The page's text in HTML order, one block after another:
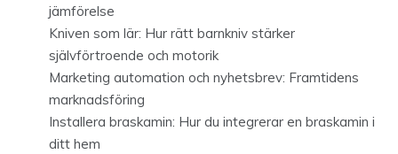
jämförelse
Kniven som lär: Hur rätt barnkniv stärker
självförtroende och motorik
Marketing automation och nyhetsbrev: Framtidens
marknadsföring
Installera braskamin: Hur du integrerar en braskamin i
ditt hem